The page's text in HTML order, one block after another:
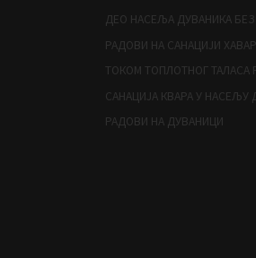
ДЕО НАСЕЉА ДУВАНИКА
РАДОВИ НА САНАЦИЈИ
ТОКОМ ТОПЛОТНОГ
САНАЦИЈА КВАРА У НАСЕЉУ
РАДОВИ НА ДУВАНИЦИ